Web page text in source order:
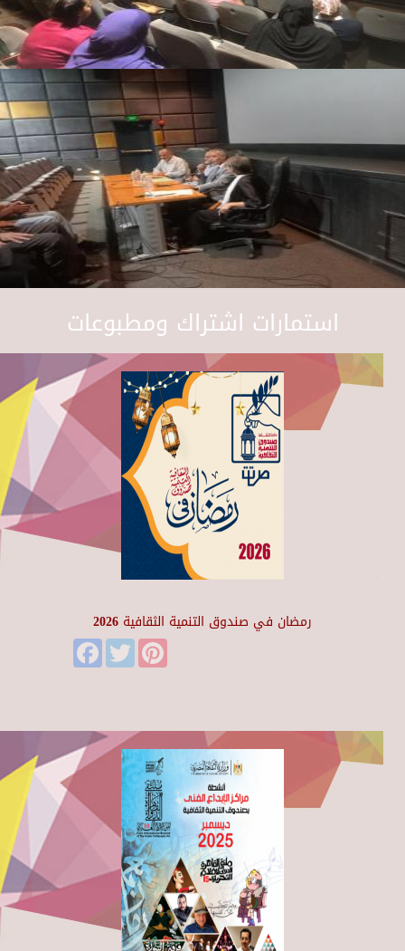
استمارات اشتراك ومطبوعات
رمضان في صندوق التنمية الثقافية 2026
FacebookTwitter